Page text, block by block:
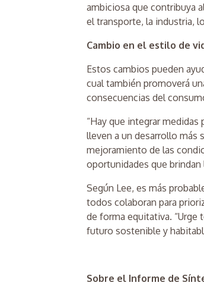
ambiciosa que contribuya
el transporte, la industria,
Cambio en el estilo de
Estos cambios pueden
cual también promoverá
consecuencias del
“Hay que integrar
lleven a un desarrollo más
mejoramiento de las
oportunidades que brindan
Según Lee, es más
todos colaboran para
de forma equitativa. “Urge
futuro sostenible y
Sobre el Informe de